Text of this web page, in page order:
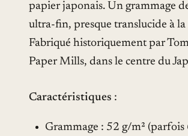
papier japonais. Un grammage
ultra-fin, presque translucide à
Fabriqué historiquement par
Paper Mills, dans le centre du
Caractéristiques :
Grammage : 52 g/m² (parfois